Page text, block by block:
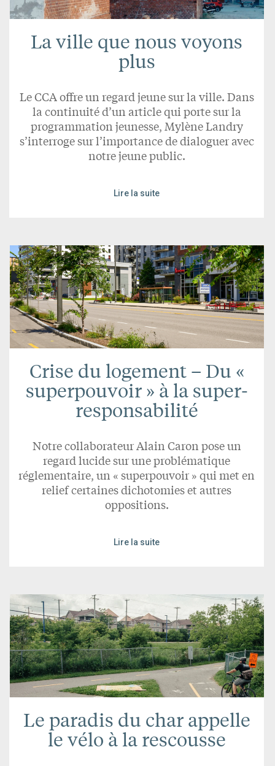
La ville que nous voyons
plus
Le CCA offre un regard jeune sur la ville. Dans
la continuité d’un article qui porte sur la
programmation jeunesse, Mylène Landry
s’interroge sur l’importance de dialoguer avec
notre jeune public.
Lire la suite
Crise du logement – Du «
superpouvoir » à la super-
responsabilité
Notre collaborateur Alain Caron pose un
regard lucide sur une problématique
réglementaire, un « superpouvoir » qui met en
relief certaines dichotomies et autres
oppositions.
Lire la suite
Le paradis du char appelle
le vélo à la rescousse